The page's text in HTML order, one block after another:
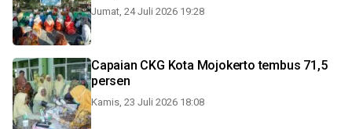
Jumat, 24 Juli 2026 19:28
Capaian CKG Kota Mojokerto tembus 71,5
persen
Kamis, 23 Juli 2026 18:08